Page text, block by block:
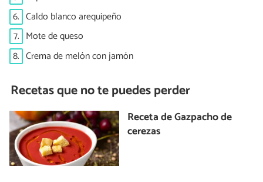
6. Caldo blanco arequipeño
7. Mote de queso
8. Crema de melón con jamón
Recetas que no te puedes perder
Receta de Gazpacho de
cerezas